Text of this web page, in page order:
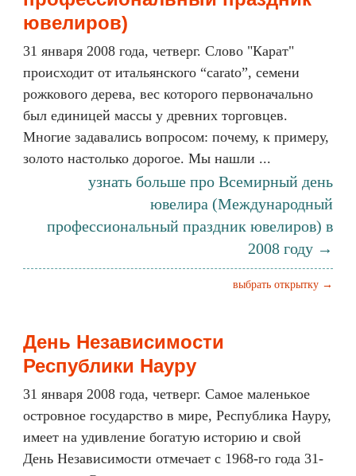
ювелиров)
31 января 2008 года, четверг. Слово "Карат"
происходит от итальянского “carato”, семени
рожкового дерева, вес которого первоначально
был единицей массы у древних торговцев.
Многие задавались вопросом: почему, к примеру,
золото настолько дорогое. Мы нашли ...
узнать больше про Всемирный день
ювелира (Международный
профессиональный праздник ювелиров) в
2008 году →
выбрать открытку →
День Независимости
Республики Науру
31 января 2008 года, четверг. Самое маленькое
островное государство в мире, Республика Науру,
имеет на удивление богатую историю и свой
День Независимости отмечает с 1968-го года 31-